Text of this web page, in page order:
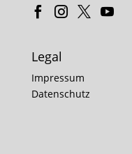
Legal
Impressum
Datenschutz